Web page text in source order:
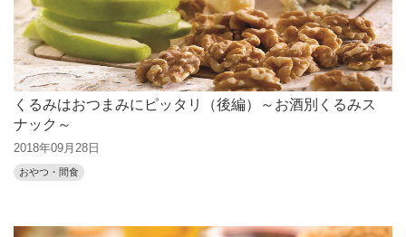
くるみはおつまみにピッタリ（後編）～お酒別くるみス
ナック～
2018年09月28日
おやつ・間食